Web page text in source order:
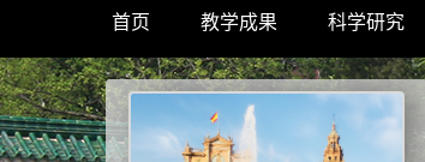
首页 教学成果 科学研究